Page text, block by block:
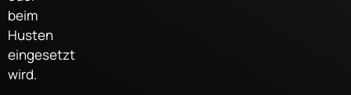
beim
Husten
eingesetzt
wird.